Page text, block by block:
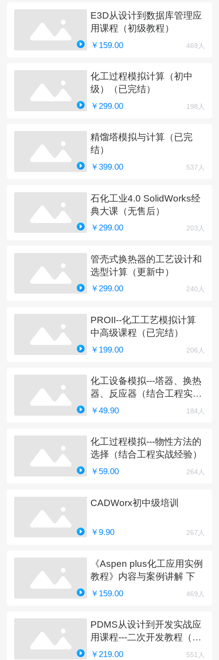
E3D从设计到数据库管理应
用课程（初级教程）
￥159.00 469人
化工过程模拟计算（初中
级）（已完结）
￥299.00 198人
精馏塔模拟与计算（已完
结）
￥399.00 537人
石化工业4.0 SolidWorks经
典大课（无售后）
￥299.00 203人
管壳式换热器的工艺设计和
选型计算（更新中）
￥299.00 240人
PROII--化工工艺模拟计算
中高级课程（已完结）
￥199.00 206人
化工设备模拟---塔器、换热
器、反应器（结合工程实
例）
￥49.90 184人
化工过程模拟---物性方法的
选择（结合工程实战经验）
￥59.00 264人
CADWorx初中级培训
￥9.90 267人
《Aspen plus化工应用实例
教程》内容与案例讲解 下
￥159.00 469人
PDMS从设计到开发实战应
用课程---二次开发教程（完
结）
￥219.00 551人